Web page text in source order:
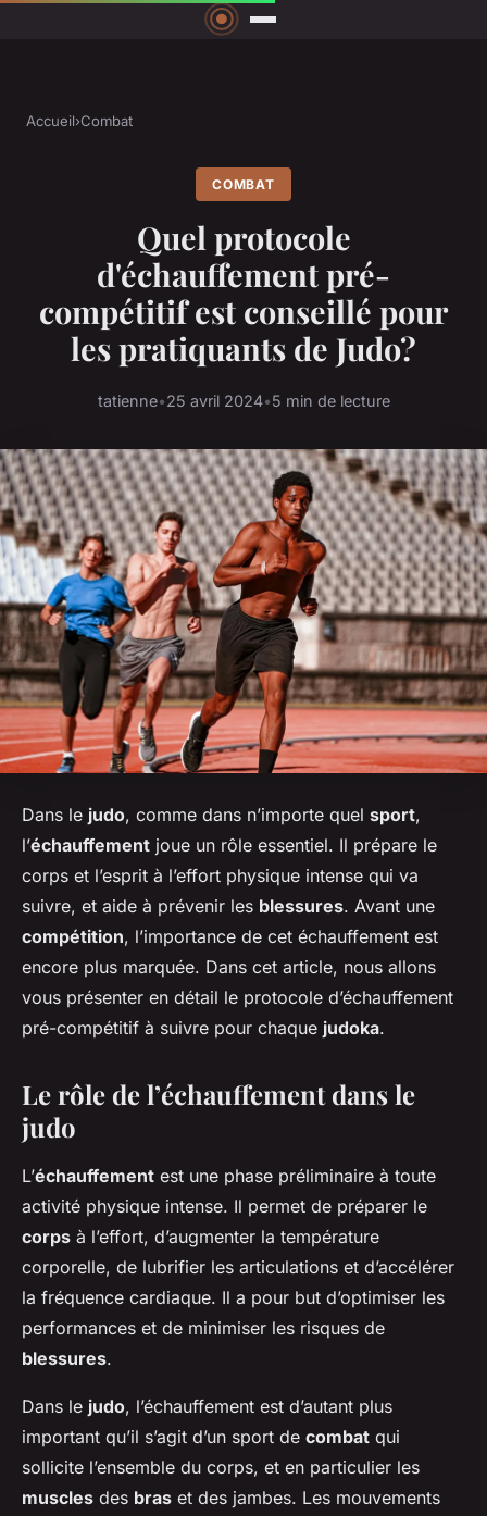
Accueil›Combat
COMBAT
Quel protocole
d'échauffement pré-
compétitif est conseillé pour
les pratiquants de Judo?
tatienne•25 avril 2024•5 min de lecture
Dans le judo, comme dans n’importe quel sport,
l’échauffement joue un rôle essentiel. Il prépare le
corps et l’esprit à l’effort physique intense qui va
suivre, et aide à prévenir les blessures. Avant une
compétition, l’importance de cet échauffement est
encore plus marquée. Dans cet article, nous allons
vous présenter en détail le protocole d’échauffement
pré-compétitif à suivre pour chaque judoka.
Le rôle de l’échauffement dans le
judo
L’échauffement est une phase préliminaire à toute
activité physique intense. Il permet de préparer le
corps à l’effort, d’augmenter la température
corporelle, de lubrifier les articulations et d’accélérer
la fréquence cardiaque. Il a pour but d’optimiser les
performances et de minimiser les risques de
blessures.
Dans le judo, l’échauffement est d’autant plus
important qu’il s’agit d’un sport de combat qui
sollicite l’ensemble du corps, et en particulier les
muscles des bras et des jambes. Les mouvements